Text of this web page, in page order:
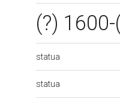
(?)
statua
statua